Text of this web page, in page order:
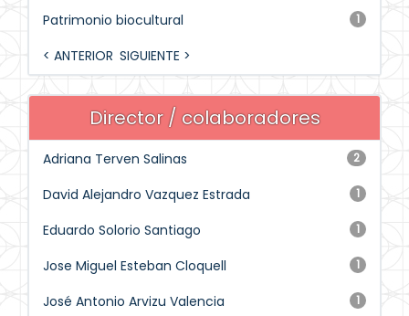
1
Patrimonio biocultural
< ANTERIOR SIGUIENTE >
Director / colaboradores
2
Adriana Terven Salinas
1
David Alejandro Vazquez Estrada
1
Eduardo Solorio Santiago
1
Jose Miguel Esteban Cloquell
1
José Antonio Arvizu Valencia